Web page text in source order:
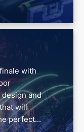
with
and
will
perfect...